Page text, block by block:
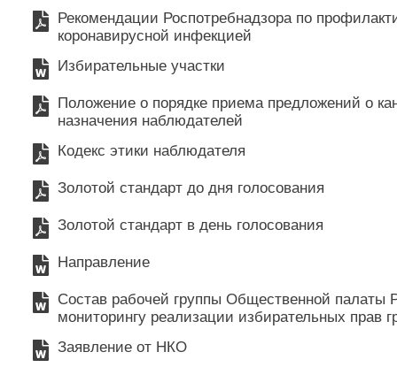
Рекомендации Роспотребнадзора по
коронавирусной инфекцией
Избирательные участки
Положение о порядке приема предложений о
назначения наблюдателей
Кодекс этики наблюдателя
Золотой стандарт до дня голосования
Золотой стандарт в день голосования
Направление
Состав рабочей группы Общественной палаты
мониторингу реализации избирательных прав
Заявление от НКО